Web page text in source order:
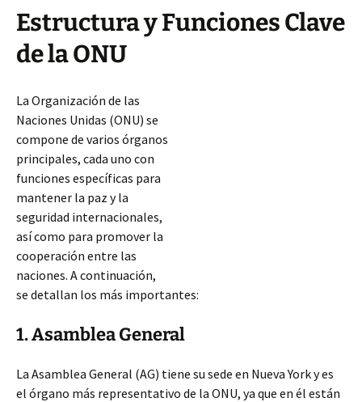
Estructura y Funciones Clave
de la ONU
La Organización de las
Naciones Unidas (ONU) se
compone de varios órganos
principales, cada uno con
funciones específicas para
mantener la paz y la
seguridad internacionales,
así como para promover la
cooperación entre las
naciones. A continuación,
se detallan los más importantes:
1. Asamblea General
La Asamblea General (AG) tiene su sede en Nueva York y es
el órgano más representativo de la ONU, ya que en él están